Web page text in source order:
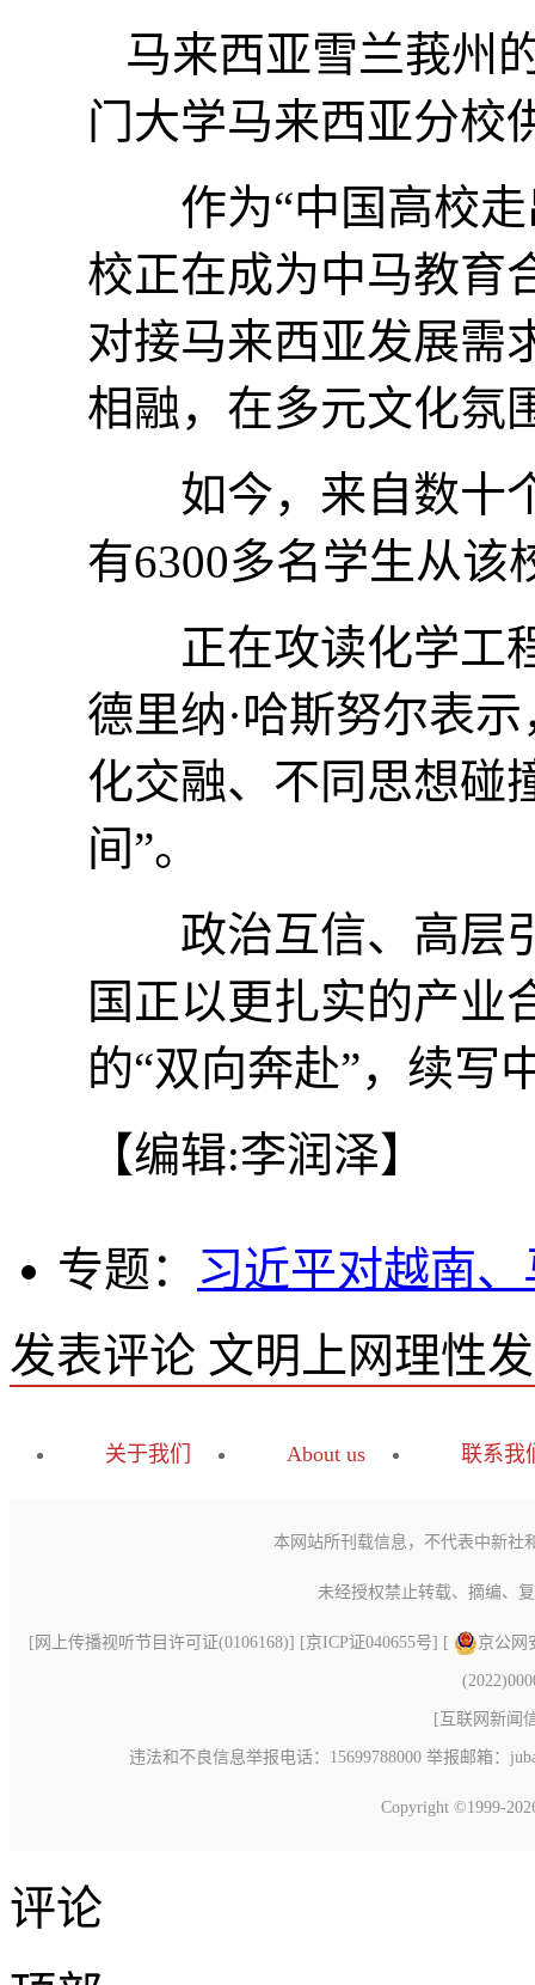
马来西亚雪兰莪州
门大学马来西亚分校
作为“中国高校走
校正在成为中马教育
对接马来西亚发展需
相融，在多元文化氛
如今，来自数十个
有6300多名学生从该
正在攻读化学工程
德里纳·哈斯努尔表
化交融、不同思想碰
间”。
政治互信、高层引
国正以更扎实的产业
的“双向奔赴”，续写
【编辑:李润泽】
专题： 习近平对越南
发表评论 文明上网理性
关于我们 About us 联系我
本网站所刊载信息，不代表中新社
未经授权禁止转载、摘编、
[ 网上传播视听节目许可证(0106168)] [京ICP证040655号] [ 京公网
[ 互联网新闻
违法和不良信息举报电话：15699788000 举报邮箱：
Copyright ©1999-
评论